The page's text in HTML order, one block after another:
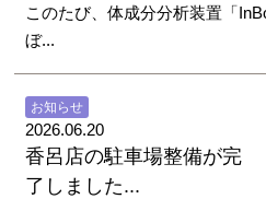
このたび、体成分分析装置「
ぼ...
2026.06.20
お知らせ
香呂店の駐車場整備が完
了しました...